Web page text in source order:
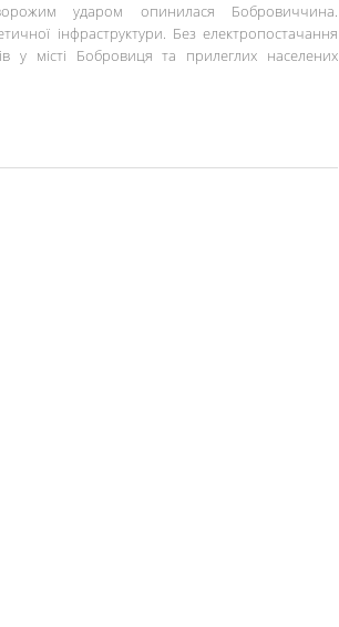
ударом опинилася Бобровиччина.
інфраструктури. Без електропостачання
у місті Бобровиця та прилеглих населених